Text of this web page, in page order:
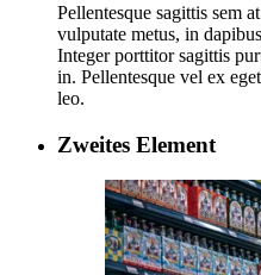
Pellentesque sagittis sem
vulputate metus, in
Integer porttitor sagittis
in. Pellentesque vel ex
leo.
Zweites Element